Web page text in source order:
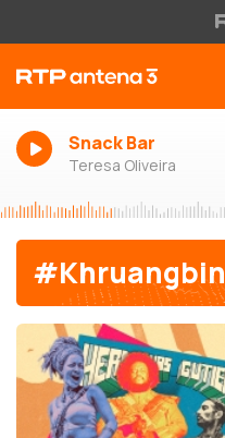
Snack Bar
Teresa Oliveira
#Khruangbin